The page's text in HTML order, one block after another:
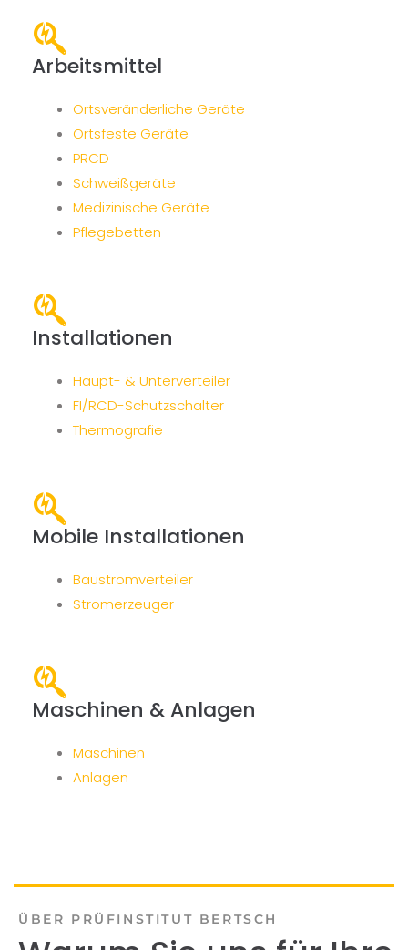
Arbeitsmittel
Ortsveränderliche Geräte
Ortsfeste Geräte
PRCD
Schweißgeräte
Medizinische Geräte
Pflegebetten
Installationen
Haupt- & Unterverteiler
FI/RCD-Schutzschalter
Thermografie
Mobile Installationen
Baustromverteiler
Stromerzeuger
Maschinen & Anlagen
Maschinen
Anlagen
ÜBER PRÜFINSTITUT BERTSCH